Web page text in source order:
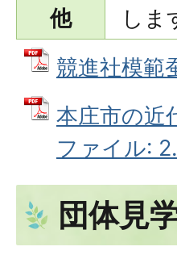
他
しま
競進社模範
本庄市の近
ファイル:
団体見